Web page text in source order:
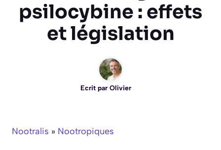
psilocybine : effets
et législation
Ecrit par Olivier
Nootralis » Nootropiques